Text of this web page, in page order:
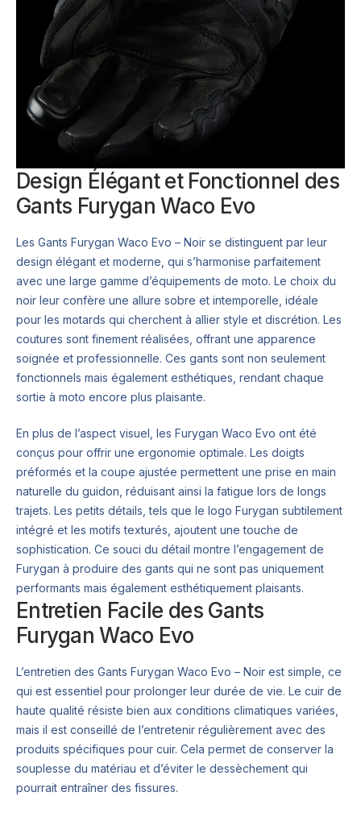
Design Élégant et Fonctionnel des
Gants Furygan Waco Evo
Les Gants Furygan Waco Evo – Noir se distinguent par leur
design élégant et moderne, qui s’harmonise parfaitement
avec une large gamme d’équipements de moto. Le choix du
noir leur confère une allure sobre et intemporelle, idéale
pour les motards qui cherchent à allier style et discrétion. Les
coutures sont finement réalisées, offrant une apparence
soignée et professionnelle. Ces gants sont non seulement
fonctionnels mais également esthétiques, rendant chaque
sortie à moto encore plus plaisante.
En plus de l’aspect visuel, les Furygan Waco Evo ont été
conçus pour offrir une ergonomie optimale. Les doigts
préformés et la coupe ajustée permettent une prise en main
naturelle du guidon, réduisant ainsi la fatigue lors de longs
trajets. Les petits détails, tels que le logo Furygan subtilement
intégré et les motifs texturés, ajoutent une touche de
sophistication. Ce souci du détail montre l’engagement de
Furygan à produire des gants qui ne sont pas uniquement
performants mais également esthétiquement plaisants.
Entretien Facile des Gants
Furygan Waco Evo
L’entretien des Gants Furygan Waco Evo – Noir est simple, ce
qui est essentiel pour prolonger leur durée de vie. Le cuir de
haute qualité résiste bien aux conditions climatiques variées,
mais il est conseillé de l’entretenir régulièrement avec des
produits spécifiques pour cuir. Cela permet de conserver la
souplesse du matériau et d’éviter le dessèchement qui
pourrait entraîner des fissures.